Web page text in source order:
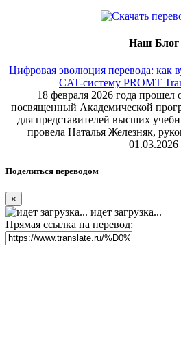
Наш Блог
Цифровая эволюция перевода: как
CAT-систему PROMT
18 февраля 2026 года прошел
посвященный Академической
для представителей высших
провела Наталья Железняк,
01.03.2026
Поделиться переводом
×
идет загрузка...
Прямая ссылка на перевод: